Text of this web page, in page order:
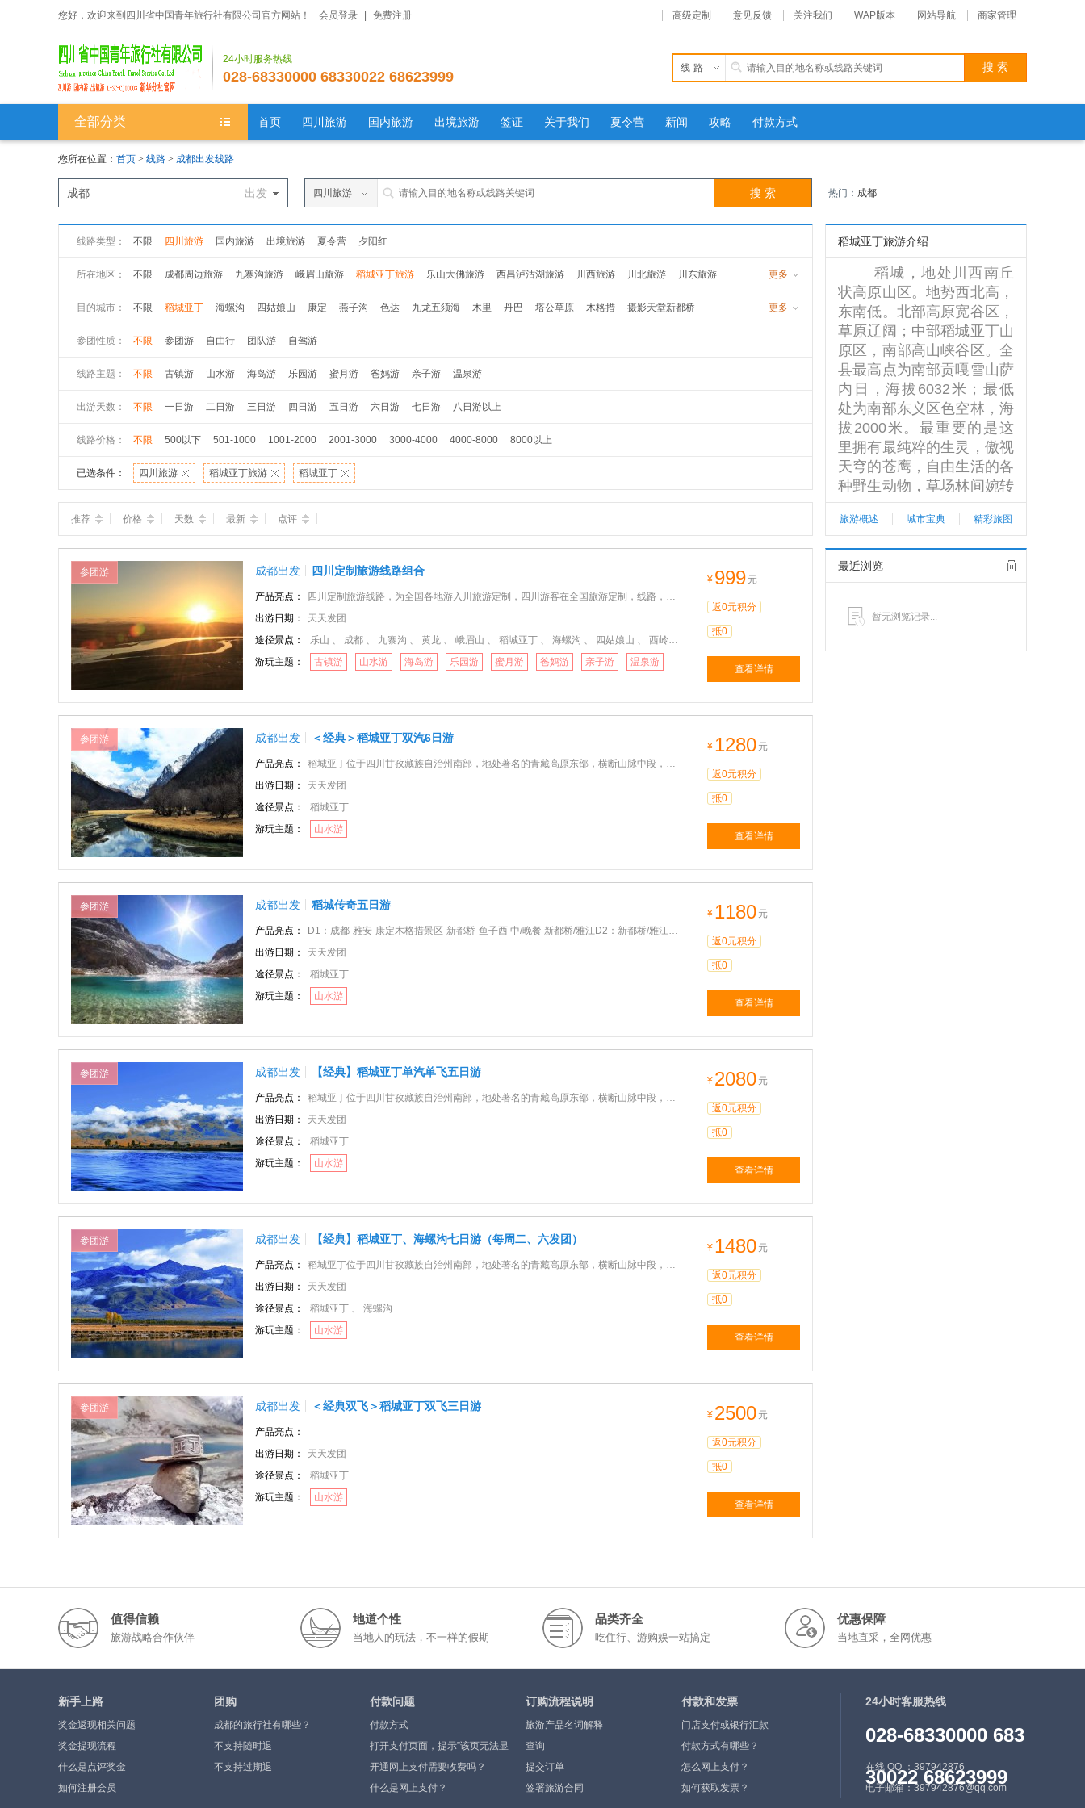
您好，欢迎来到四川省中国青年旅行社有限公司官方网站！ 会员登录 免费注册 高级定制 意见反馈 关注我们 WAP版本 网站导航 商家管理
24小时服务热线
028-68330000 68330022 68623999
线路
全部分类 首页 四川旅游 国内旅游 出境旅游 签证 关于我们 夏令营 新闻 攻略 付款方式
您所在位置： 首页 > 线路 > 成都出发线路
出发
成都 四川旅游 热门： 成都
线路类型： 不限 四川旅游 国内旅游 出境旅游 夏令营 夕阳红
所在地区： 不限 成都周边旅游 九寨沟旅游 峨眉山旅游 稻城亚丁旅游 乐山大佛旅游 西昌泸沽湖旅游 川西旅游 川北旅游
川东旅游
更多
目的城市： 不限 稻城亚丁 海螺沟 四姑娘山 康定 燕子沟 色达 九龙五须海 木里 丹巴 塔公草原 木格措
摄影天堂新都桥
更多
参团性质： 不限 参团游 自由行 团队游 自驾游
线路主题： 不限 古镇游 山水游 海岛游 乐园游 蜜月游 爸妈游 亲子游 温泉游
出游天数： 不限 一日游 二日游 三日游 四日游 五日游 六日游 七日游 八日游以上
线路价格： 不限 500以下 501-1000 1001-2000 2001-3000 3000-4000 4000-8000 8000以上
已选条件： 四川旅游 稻城亚丁旅游 稻城亚丁
推荐 价格 天数 最新 点评
参团游 成都出发 四川定制旅游线路组合
产品亮点：
四川定制旅游线路，为全国各地游入川旅游定制，四川游客在全国旅游定制，线路，天数随意组合，充分享用假期，让你的行程玩得更嗨
出游日期：
天天发团
途径景点：
乐山 、 成都 、 九寨沟 、 黄龙 、 峨眉山 、 稻城亚丁 、 海螺沟 、 四姑娘山 、 西岭雪山 、 赤水
游玩主题：
古镇游 山水游 海岛游 乐园游 蜜月游 爸妈游 亲子游 温泉游
¥ 999 元
返0元积分
抵0
查看详情
参团游 成都出发 ＜经典＞稻城亚丁双汽6日游
产品亮点：
稻城亚丁位于四川甘孜藏族自治州南部，地处著名的青藏高原东部，横断山脉中段，属国家级自然保护区，省级风景名胜区，被誉为“最
出游日期：
天天发团
途径景点：
稻城亚丁
游玩主题：
山水游
¥ 1280 元
返0元积分
抵0
查看详情
参团游 成都出发 稻城传奇五日游
产品亮点：
D1：成都-雅安-康定木格措景区-新都桥-鱼子西 中/晚餐 新都桥/雅江D2：新都桥/雅江-勒通古镇-稻城/香格里拉镇 早/中/晚餐 稻城/
出游日期：
天天发团
途径景点：
稻城亚丁
游玩主题：
山水游
¥ 1180 元
返0元积分
抵0
查看详情
参团游 成都出发 【经典】稻城亚丁单汽单飞五日游
产品亮点：
稻城亚丁位于四川甘孜藏族自治州南部，地处著名的青藏高原东部，横断山脉中段，属国家级自然保护区，省级风景名胜区，被誉为“最
出游日期：
天天发团
途径景点：
稻城亚丁
游玩主题：
山水游
¥ 2080 元
返0元积分
抵0
查看详情
参团游 成都出发 【经典】稻城亚丁、海螺沟七日游（每周二、六发团）
产品亮点：
稻城亚丁位于四川甘孜藏族自治州南部，地处著名的青藏高原东部，横断山脉中段，属国家级自然保护区，省级风景名胜区，被誉为“最
出游日期：
天天发团
途径景点：
稻城亚丁 、 海螺沟
游玩主题：
山水游
¥ 1480 元
返0元积分
抵0
查看详情
参团游 成都出发 ＜经典双飞＞稻城亚丁双飞三日游
产品亮点：
出游日期：
天天发团
途径景点：
稻城亚丁
游玩主题：
山水游
¥ 2500 元
返0元积分
抵0
查看详情
稻城亚丁旅游介绍
稻城，地处川西南丘
状高原山区。地势西北高，
东南低。北部高原宽谷区，
草原辽阔；中部稻城亚丁山
原区，南部高山峡谷区。全
县最高点为南部贡嘎雪山萨
内日，海拔6032米；最低
处为南部东义区色空林，海
拔2000米。最重要的是这
里拥有最纯粹的生灵，傲视
天穹的苍鹰，自由生活的各
种野生动物，草场林间婉转
歌唱的鸟儿，静静地放牧着
牛群也牧着自己的牧人……
稻城亚丁景点：新都桥，折
多山，木格措，红草地，傍
河，三大河流，碧塔海，白
山，白水台，东竹林寺，属
旅游概述 城市宝典 精彩旅图
最近浏览
暂无浏览记录...
值得信赖
旅游战略合作伙伴
地道个性
当地人的玩法，不一样的假期
品类齐全
吃住行、游购娱一站搞定
优惠保障
当地直采，全网优惠
新手上路
奖金返现相关问题
奖金提现流程
什么是点评奖金
如何注册会员
团购
成都的旅行社有哪些？
不支持随时退
不支持过期退
付款问题
付款方式
打开支付页面，提示”该页无法显
示”或空白页，可能是什么原因？
开通网上支付需要收费吗？
什么是网上支付？
订购流程说明
旅游产品名词解释
查询
提交订单
签署旅游合同
付款和发票
门店支付或银行汇款
付款方式有哪些？
怎么网上支付？
如何获取发票？
24小时客服热线
028-68330000 683
30022 68623999
在线 QQ ：397942876
电子邮箱：397942876@qq.com